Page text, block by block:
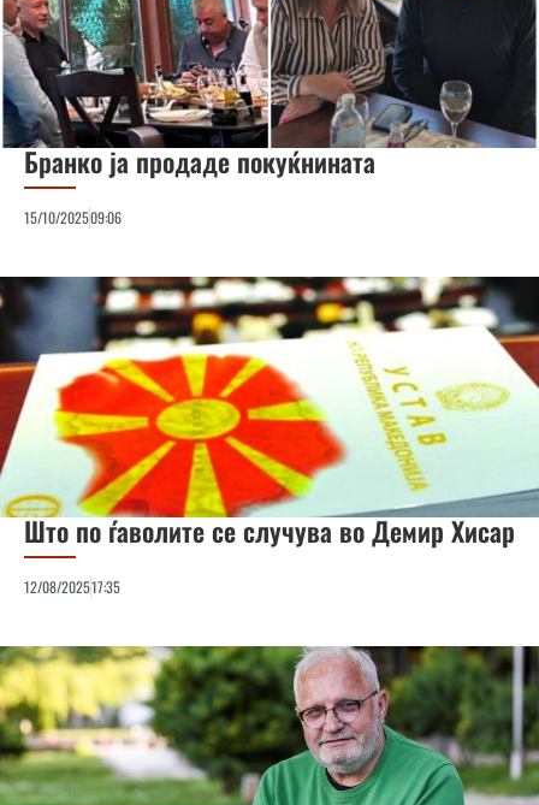
Бранко ја продаде покуќнината
15/10/202509:06
Што по ѓаволите се случува во Демир Хисар
12/08/202517:35